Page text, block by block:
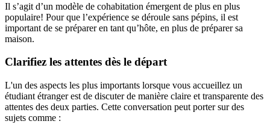
Il s’agit d’un modèle de cohabitation émergent de plus en plus
populaire! Pour que l’expérience se déroule sans pépins, il est
important de se préparer en tant qu’hôte, en plus de préparer sa
maison.
Clarifiez les attentes dès le départ
L'un des aspects les plus importants lorsque vous accueillez un
étudiant étranger est de discuter de manière claire et transparente des
attentes des deux parties. Cette conversation peut porter sur des
sujets comme :